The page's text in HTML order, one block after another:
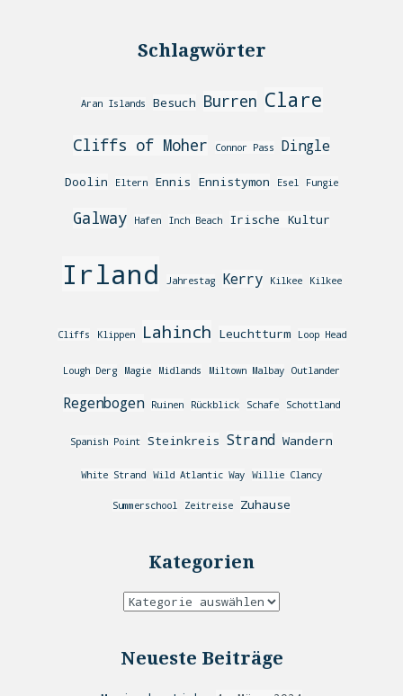
Schlagwörter
Aran Islands Besuch Burren Clare
Cliffs of Moher Connor Pass Dingle
Doolin Eltern Ennis Ennistymon Esel Fungie
Galway Hafen Inch Beach Irische Kultur
Irland Jahrestag Kerry Kilkee Kilkee
Cliffs Klippen Lahinch Leuchtturm Loop Head
Lough Derg Magie Midlands Miltown Malbay Outlander
Regenbogen Ruinen Rückblick Schafe Schottland
Spanish Point Steinkreis Strand Wandern
White Strand Wild Atlantic Way Willie Clancy
Summerschool Zeitreise Zuhause
Kategorien
Neueste Beiträge